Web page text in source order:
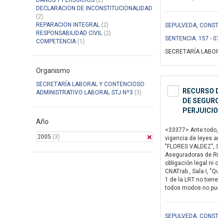
DECLARACION DE INCONSTITUCIONALIDAD
(2)
REPARACION INTEGRAL (2)
RESPONSABILIDAD CIVIL (2)
COMPETENCIA(1)
Organismo
SECRETARÍA LABORAL Y CONTENCIOSO
ADMINISTRATIVO LABORAL STJ Nº3 (3)
Año
2005 (3)
SEPULVEDA,
SENTENCIA: 157 -
SECRETARÍA
DE
<33377> Ante
vigencia de leyes
"FLORES
Aseguradoras de
obligación legal ni
CNATrab., Sala I,
1 de la LRT no
todos modos no
SEPULVEDA,